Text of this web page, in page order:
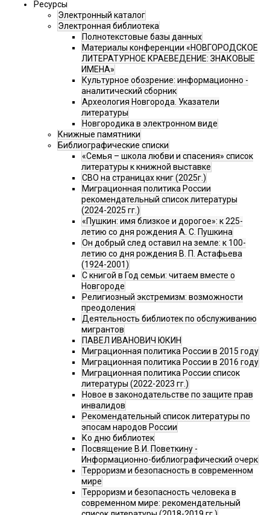
Ресурсы
Электронный каталог
Электронная библиотека
Полнотекстовые базы данных
Материалы конференции «НОВГОРОДСКОЕ
ЛИТЕРАТУРНОЕ КРАЕВЕДЕНИЕ: ЗНАКОВЫЕ
ИМЕНА»
Культурное обозрение: информационно -
аналитический сборник
Археология Новгорода. Указатели
литературы
Новгородика в электронном виде
Книжные памятники
Библиографические списки
«Семья – школа любви и спасения» список
литературы к книжной выставке
СВО на страницах книг (2025г.)
Миграционная политика России
рекомендательный список литературы
(2024-2025 гг.)
«Пушкин: имя близкое и дорогое»: к 225-
летию со дня рождения А. С. Пушкина
Он добрый след оставил на земле: к 100-
летию со дня рождения В. П. Астафьева
(1924-2001)
С книгой в Год семьи: читаем вместе о
Новгороде
Религиозный экстремизм: возможности
преодоления
Деятельность библиотек по обслуживанию
мигрантов
ПАВЕЛ ИВАНОВИЧ ЮКИН
Миграционная политика России в 2015 году
Миграционная политика России в 2016 году
Миграционная политика России список
литературы (2022-2023 гг.)
Новое в законодательстве по защите прав
инвалидов
Рекомендательный список литературы по
эпосам народов России
Ко дню библиотек
Посвящение В.И. Поветкину -
Информационно-библиографический очерк
Терроризм и безопасность в современном
мире
Терроризм и безопасность человека в
современном мире: рекомендательный